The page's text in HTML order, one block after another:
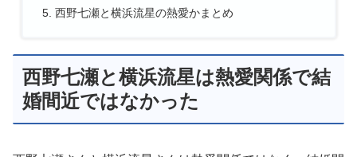
西野七瀬と横浜流星の熱愛かまとめ
西野七瀬と横浜流星は熱愛関係で結
婚間近ではなかった